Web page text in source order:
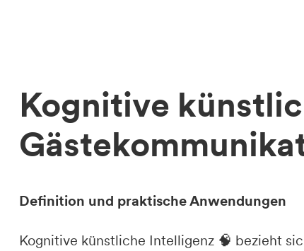
Kognitive
Definition und praktische Anwendungen
Kognitive künstliche Intelligenz 🧠 bezieht